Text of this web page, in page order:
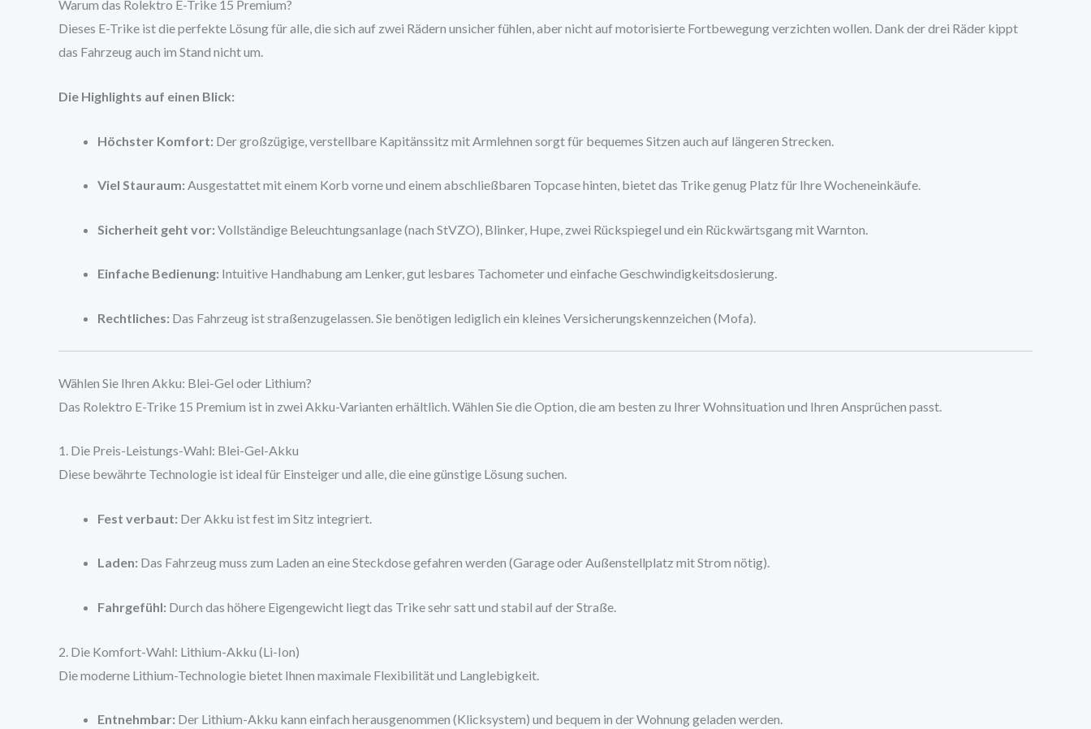
Warum das Rolektro E-Trike 15 Premium?
Dieses E-Trike ist die perfekte Lösung für alle, die sich auf zwei Rädern unsicher fühlen, aber nicht auf motorisierte Fortbewegung verzichten wollen. Dank der drei Räder kippt
das Fahrzeug auch im Stand nicht um.
Die Highlights auf einen Blick:
Höchster Komfort: Der großzügige, verstellbare Kapitänssitz mit Armlehnen sorgt für bequemes Sitzen auch auf längeren Strecken.
Viel Stauraum: Ausgestattet mit einem Korb vorne und einem abschließbaren Topcase hinten, bietet das Trike genug Platz für Ihre Wocheneinkäufe.
Sicherheit geht vor: Vollständige Beleuchtungsanlage (nach StVZO), Blinker, Hupe, zwei Rückspiegel und ein Rückwärtsgang mit Warnton.
Einfache Bedienung: Intuitive Handhabung am Lenker, gut lesbares Tachometer und einfache Geschwindigkeitsdosierung.
Rechtliches: Das Fahrzeug ist straßenzugelassen. Sie benötigen lediglich ein kleines Versicherungskennzeichen (Mofa).
Wählen Sie Ihren Akku: Blei-Gel oder Lithium?
Das Rolektro E-Trike 15 Premium ist in zwei Akku-Varianten erhältlich. Wählen Sie die Option, die am besten zu Ihrer Wohnsituation und Ihren Ansprüchen passt.
1. Die Preis-Leistungs-Wahl: Blei-Gel-Akku
Diese bewährte Technologie ist ideal für Einsteiger und alle, die eine günstige Lösung suchen.
Fest verbaut: Der Akku ist fest im Sitz integriert.
Laden: Das Fahrzeug muss zum Laden an eine Steckdose gefahren werden (Garage oder Außenstellplatz mit Strom nötig).
Fahrgefühl: Durch das höhere Eigengewicht liegt das Trike sehr satt und stabil auf der Straße.
2. Die Komfort-Wahl: Lithium-Akku (Li-Ion)
Die moderne Lithium-Technologie bietet Ihnen maximale Flexibilität und Langlebigkeit.
Entnehmbar: Der Lithium-Akku kann einfach herausgenommen (Klicksystem) und bequem in der Wohnung geladen werden.